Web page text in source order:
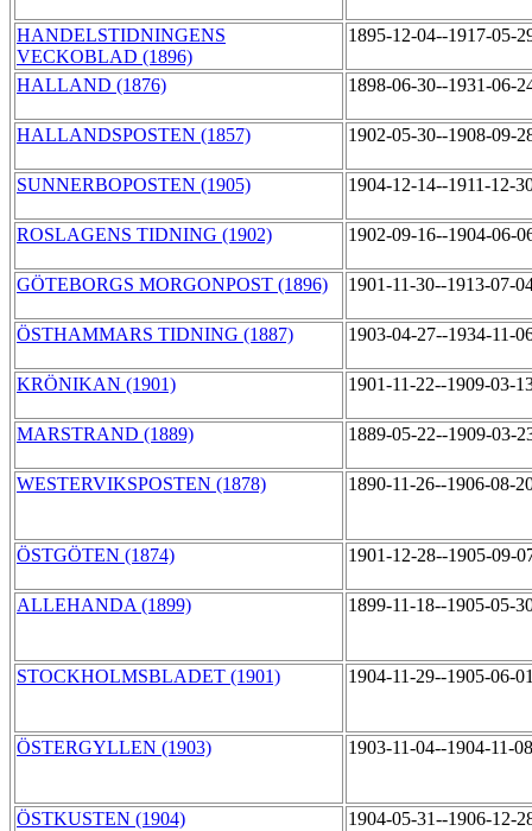
HANDELSTIDNINGENS
VECKOBLAD (1896)
1895-12-04--1917-05-
HALLAND (1876) 1898-06-30--1931-06-
HALLANDSPOSTEN (1857) 1902-05-30--1908-09-
SUNNERBOPOSTEN (1905) 1904-12-14--1911-12-
ROSLAGENS TIDNING (1902) 1902-09-16--1904-06-
GÖTEBORGS MORGONPOST (1896) 1901-11-30--1913-07-
ÖSTHAMMARS TIDNING (1887) 1903-04-27--1934-11-
KRÖNIKAN (1901) 1901-11-22--1909-03-
MARSTRAND (1889) 1889-05-22--1909-03-
WESTERVIKSPOSTEN (1878) 1890-11-26--1906-08-
ÖSTGÖTEN (1874) 1901-12-28--1905-09-
ALLEHANDA (1899) 1899-11-18--1905-05-
STOCKHOLMSBLADET (1901) 1904-11-29--1905-06-
ÖSTERGYLLEN (1903) 1903-11-04--1904-11-
ÖSTKUSTEN (1904) 1904-05-31--1906-12-